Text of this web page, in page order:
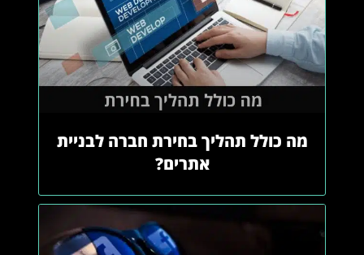
מה כולל תהליך בחירת חברה לבניית
אתרים?